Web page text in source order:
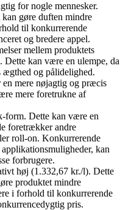
for nogle mennesker.
gøre duften mindre
til konkurrerende
og bredere appel.
mellem produktets
kan være en ulempe, da
ægthed og pålidelighed.
mere nøjagtig og præcis
mere foretrukne af
form. Dette kan være en
foretrækker andre
roll-on. Konkurrerende
kan
forbrugere.
høj (1.332,67 kr./l). Dette
produktet mindre
i forhold til konkurrerende
pris.